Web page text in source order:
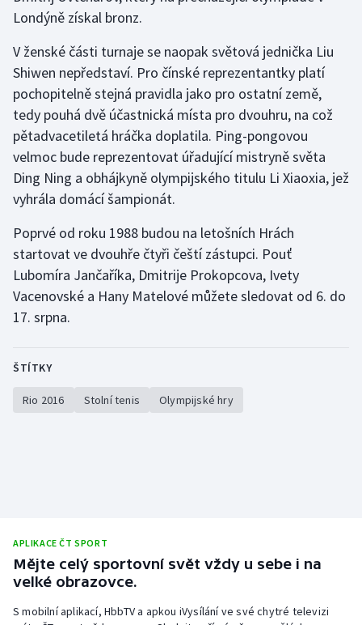
Londýně získal bronz.
V ženské části turnaje se naopak světová jednička Liu
Shiwen nepředstaví. Pro čínské reprezentantky platí
pochopitelně stejná pravidla jako pro ostatní země,
tedy pouhá dvě účastnická místa pro dvouhru, na což
pětadvacetiletá hráčka doplatila. Ping-pongovou
velmoc bude reprezentovat úřadující mistryně světa
Ding Ning a obhájkyně olympijského titulu Li Xiaoxia, jež
vyhrála domácí šampionát.
Poprvé od roku 1988 budou na letošních Hrách
startovat ve dvouhře čtyři čeští zástupci. Pouť
Lubomíra Jančaříka, Dmitrije Prokopcova, Ivety
Vacenovské a Hany Matelové můžete sledovat od 6. do
17. srpna.
ŠTÍTKY
Rio 2016 Stolní tenis Olympijské hry
APLIKACE ČT SPORT
Mějte celý sportovní svět vždy u sebe i na
velké obrazovce.
S mobilní aplikací, HbbTV a apkou iVysílání ve své chytré televizi